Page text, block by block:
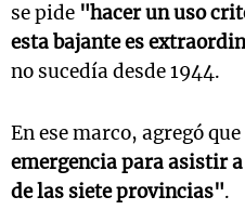
se pide "hacer un uso
esta bajante es
no sucedía desde 1944.
En ese marco, agregó que
emergencia para asistir
de las siete provincias".